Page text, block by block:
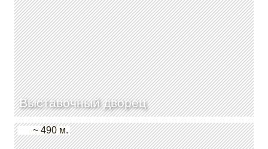
Выставочный дворец
~ 490 м.